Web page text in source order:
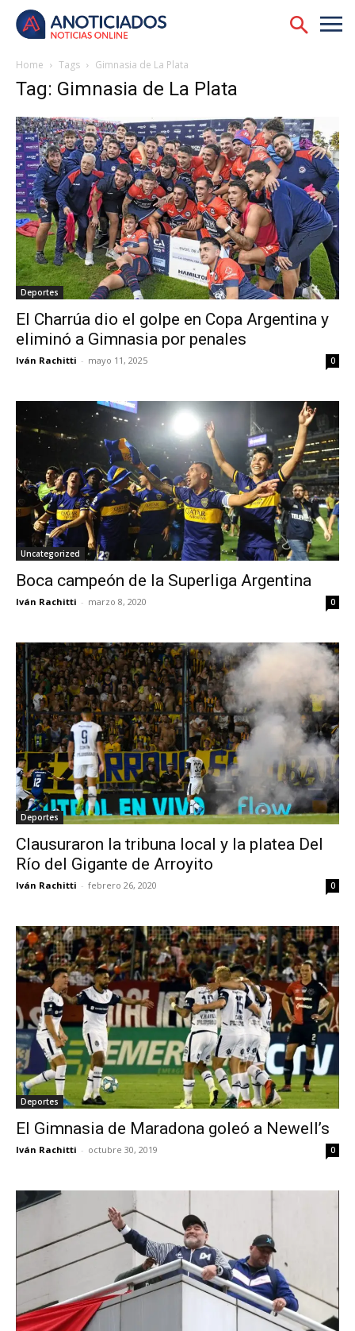
Home Tags Gimnasia de La Plata
Tag: Gimnasia de La Plata
Deportes
El Charrúa dio el golpe en Copa Argentina y
eliminó a Gimnasia por penales
Iván Rachitti - mayo 11, 2025 0
Uncategorized
Boca campeón de la Superliga Argentina
Iván Rachitti - marzo 8, 2020 0
Deportes
Clausuraron la tribuna local y la platea Del
Río del Gigante de Arroyito
Iván Rachitti - febrero 26, 2020 0
Deportes
El Gimnasia de Maradona goleó a Newell’s
Iván Rachitti - octubre 30, 2019 0